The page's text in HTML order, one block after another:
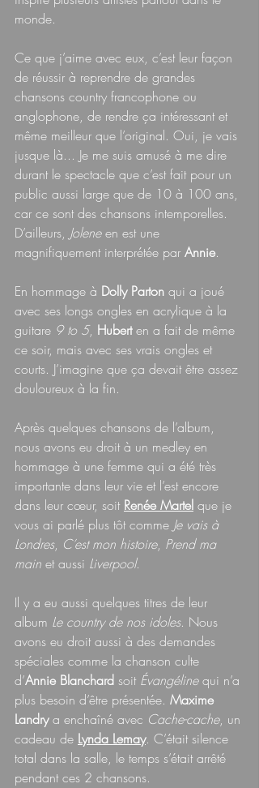
monde.
Ce que j’aime avec eux, c’est leur façon
de réussir à reprendre de grandes
chansons country francophone ou
anglophone, de rendre ça intéressant et
même meilleur que l’original. Oui, je vais
jusque là... Je me suis amusé à me dire
durant le spectacle que c’est fait pour un
public aussi large que de 10 à 100 ans,
car ce sont des chansons intemporelles.
D’ailleurs, Jolene en est une
magnifiquement interprétée par Annie.
En hommage à Dolly Parton qui a joué
avec ses longs ongles en acrylique à la
guitare 9 to 5, Hubert en a fait de même
ce soir, mais avec ses vrais ongles et
courts. J’imagine que ça devait être assez
douloureux à la fin.
Après quelques chansons de l’album,
nous avons eu droit à un medley en
hommage à une femme qui a été très
importante dans leur vie et l’est encore
dans leur cœur, soit Renée Martel que je
vous ai parlé plus tôt comme Je vais à
Londres, C’est mon histoire, Prend ma
main et aussi Liverpool.
Il y a eu aussi quelques titres de leur
album Le country de nos idoles. Nous
avons eu droit aussi à des demandes
spéciales comme la chanson culte
d’Annie Blanchard soit Évangéline qui n’a
plus besoin d’être présentée. Maxime
Landry a enchaîné avec Cache-cache, un
cadeau de Lynda Lemay. C’était silence
total dans la salle, le temps s’était arrêté
pendant ces 2 chansons.